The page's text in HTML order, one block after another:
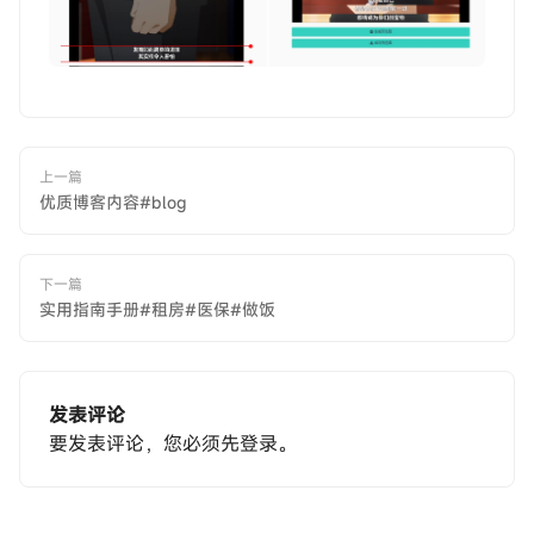
上一篇
优质博客内容#blog
下一篇
实用指南手册#租房#医保#做饭
发表评论
要发表评论，您必须先登录。